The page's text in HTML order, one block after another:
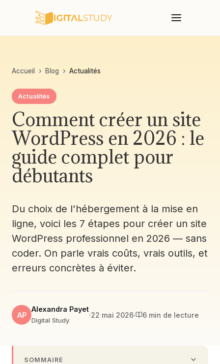
Accueil › Blog › Actualités
Actualités
Comment créer un site
WordPress en 2026 : le
guide complet pour
débutants
Du choix de l'hébergement à la mise en
ligne, voici les 7 étapes pour créer un site
WordPress professionnel en 2026 — sans
coder. On parle vrais coûts, vrais outils, et
erreurs concrètes à éviter.
AP
Alexandra Payet
Digital Study
·22 mai 2026· 6 min de lecture
SOMMAIRE